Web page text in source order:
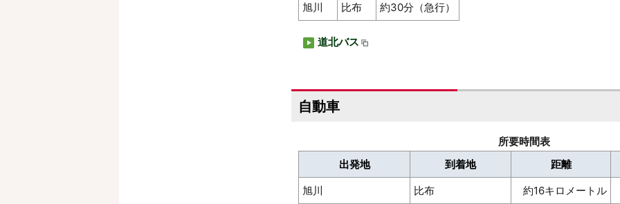
旭川
比布 約30分（急行）
道北バス
自動車
所要時間表
出発地
到着地 距離
旭川
比布 約16キロメートル